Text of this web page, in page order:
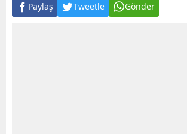
Paylaş Tweetle Gönder